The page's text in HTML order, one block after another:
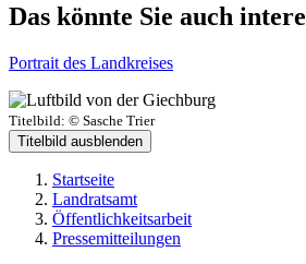
Das könnte Sie auch
Portrait des Landkreises
Titelbild: © Sasche Trier
Titelbild ausblenden
Startseite
Landratsamt
Öffentlichkeitsarbeit
Pressemitteilungen